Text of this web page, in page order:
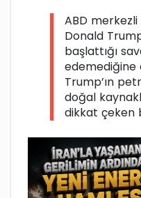
ABD merkezli
Donald
başlattığı
edemediğine
Trump’ın
doğal
dikkat çeken